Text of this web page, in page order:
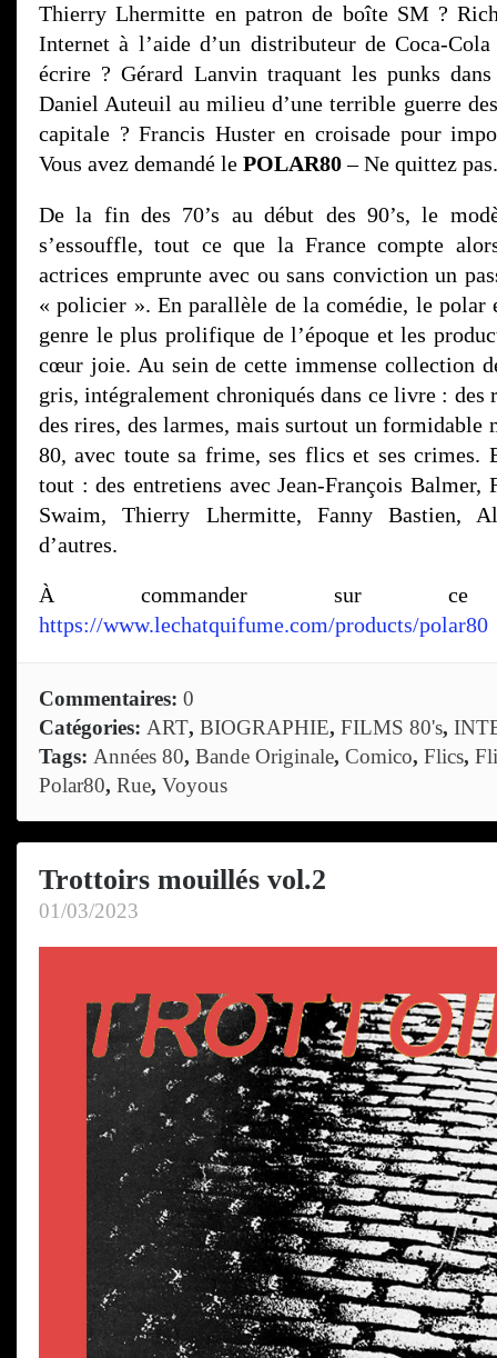
Thierry Lhermitte en patron de boîte SM ?
Internet à l’aide d’un distributeur de Coca-
écrire ? Gérard Lanvin traquant les punks
Daniel Auteuil au milieu d’une terrible guerre
capitale ? Francis Huster en croisade pour
Vous avez demandé le POLAR80– Ne quittez
De la fin des 70’s au début des 90’s, le
s’essouffle, tout ce que la France compte
actrices emprunte avec ou sans conviction un
« policier ». En parallèle de la comédie, le polar
genre le plus prolifique de l’époque et les
cœur joie. Au sein de cette immense collection
gris, intégralement chroniqués dans ce livre : des
des rires, des larmes, mais surtout un formidable
80, avec toute sa frime, ses flics et ses crimes.
tout : des entretiens avec Jean-François Balmer,
Swaim, Thierry Lhermitte, Fanny Bastien,
d’autres.
À commander sur
https://www.lechatquifume.com/products/polar80
Commentaires: 0
Catégories: ART, BIOGRAPHIE, FILMS 80's,
Tags: Années 80, Bande Originale, Comico, Flics,
Polar80, Rue, Voyous
Trottoirs mouillés vol.2
01/03/2023